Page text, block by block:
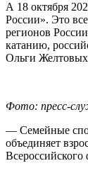
А 18 октября
России». Это
регионов
катанию,
Ольги Желтовых
Фото: пресс-
— Семейные
объединяет
Всероссийского